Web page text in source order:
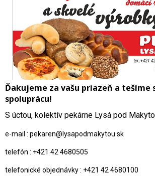
Ďakujeme za vašu priazeň a tešíme
spoluprácu!
S úctou, kolektív pekárne Lysá pod
e-mail : pekaren@lysapodmakytou.sk
telefón : +421 42 4680505
telefonické objednávky : +421 42 4680100